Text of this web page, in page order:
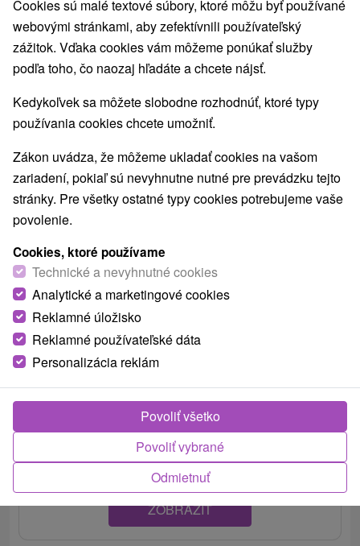
VŠETKY NAJLACNEJŠIE NAJDRAHŠIE
Ubytovňa Fezanova Veľký Šariš
Veľký Šariš
Ubytovňa v meste Veľký Šariš návštevníkom celoročne
ponúka komfortné a...
ZOBRAZIŤ
Cookies sú malé textové súbory, ktoré môžu byť používané
webovými stránkami, aby zefektívnili používateľský
zážitok. Vďaka cookies vám môžeme ponúkať služby
podľa toho, čo naozaj hľadáte a chcete nájsť.
Kedykoľvek sa môžete slobodne rozhodnúť, ktoré typy
používania cookies chcete umožniť.
Zákon uvádza, že môžeme ukladať cookies na vašom
zariadení, pokiaľ sú nevyhnutne nutné pre prevádzku tejto
stránky. Pre všetky ostatné typy cookies potrebujeme vaše
povolenie.
Cookies, ktoré používame
Technické a nevyhnutné cookies
Analytické a marketingové cookies
Reklamné úložisko
Reklamné používateľské dáta
Personalizácia reklám
Odmietnuť
Povoliť vybrané
Povoliť všetko